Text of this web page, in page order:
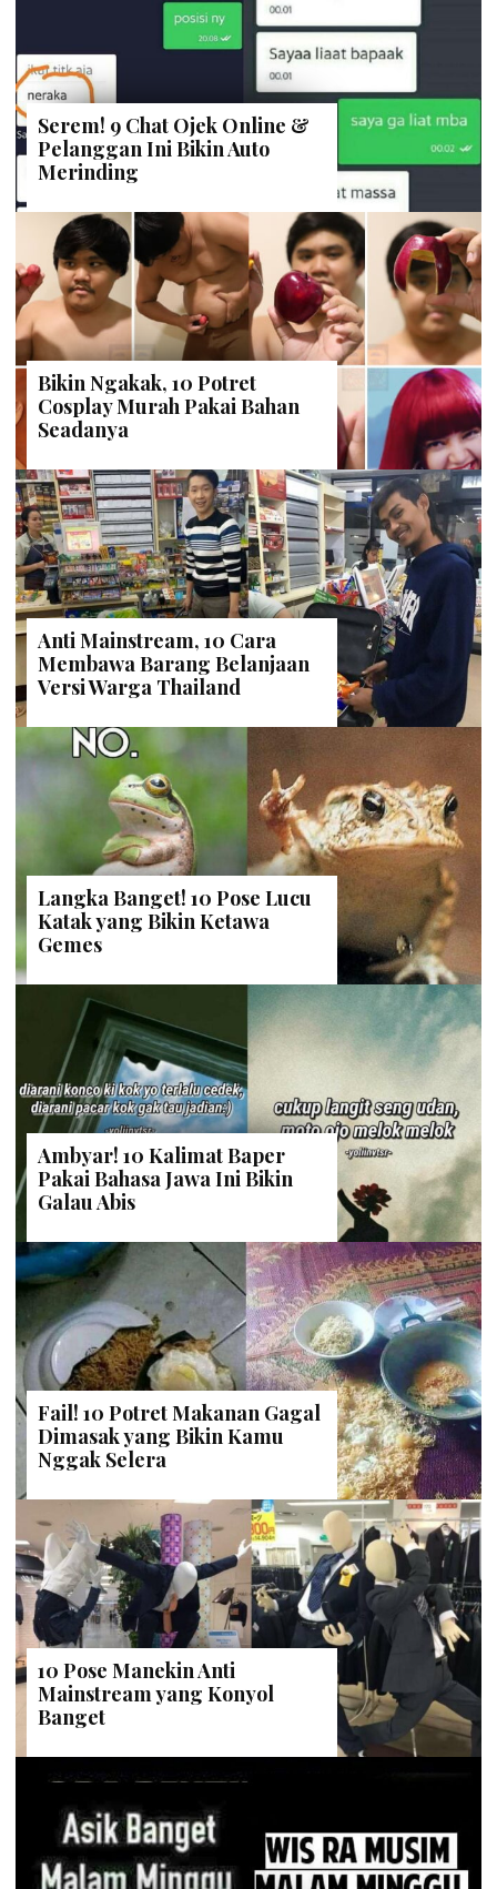
Serem! 9 Chat Ojek Online &
Pelanggan Ini Bikin Auto
Merinding
Bikin Ngakak, 10 Potret
Cosplay Murah Pakai Bahan
Seadanya
Anti Mainstream, 10 Cara
Membawa Barang Belanjaan
Versi Warga Thailand
Langka Banget! 10 Pose Lucu
Katak yang Bikin Ketawa
Gemes
Ambyar! 10 Kalimat Baper
Pakai Bahasa Jawa Ini Bikin
Galau Abis
Fail! 10 Potret Makanan Gagal
Dimasak yang Bikin Kamu
Nggak Selera
10 Pose Manekin Anti
Mainstream yang Konyol
Banget